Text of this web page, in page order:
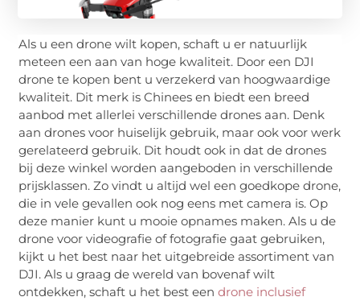
Als u een drone wilt kopen, schaft u er natuurlijk
meteen een aan van hoge kwaliteit. Door een DJI
drone te kopen bent u verzekerd van hoogwaardige
kwaliteit. Dit merk is Chinees en biedt een breed
aanbod met allerlei verschillende drones aan. Denk
aan drones voor huiselijk gebruik, maar ook voor werk
gerelateerd gebruik. Dit houdt ook in dat de drones
bij deze winkel worden aangeboden in verschillende
prijsklassen. Zo vindt u altijd wel een goedkope drone,
die in vele gevallen ook nog eens met camera is. Op
deze manier kunt u mooie opnames maken. Als u de
drone voor videografie of fotografie gaat gebruiken,
kijkt u het best naar het uitgebreide assortiment van
DJI. Als u graag de wereld van bovenaf wilt
ontdekken, schaft u het best eendrone inclusief